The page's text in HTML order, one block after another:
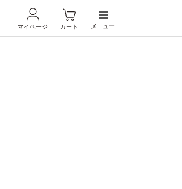
マイページ カート メニュー